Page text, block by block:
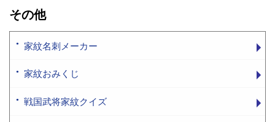
その他
家紋名刺メーカー
家紋おみくじ
戦国武将家紋クイズ